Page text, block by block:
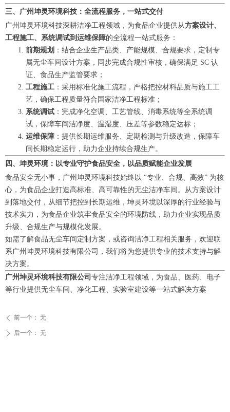
三、广州坤灵环境科技：全流程服务，一站式交付
广州坤灵环境科技深耕洁净工程领域，为食品企业提供从方案设计、
工程施工、系统调试到运维保障的全流程一站式服务：
前期规划 ：结合企业生产品类、产能规模、合规要求，定制专
属无尘车间设计方案，同步完成合规性审核，确保满足 SC 认
证、食品生产监管要求；
工程施工 ：采用标准化施工流程，严格把控材料品质与施工工
艺，确保工程质量符合国家洁净工程标准；
系统调试 ：完成净化空调、工艺管线、消毒系统等全系统调
试，保障车间洁净度、温湿度、压差等参数稳定达标；
运维保障 ：提供长期运维服务、定期检测与升级改造，保障车
间长期稳定运行，助力企业持续合规生产。
四、坤灵环境：以专业守护食品安全，以品质赋能企业发展
食品安全无小事，广州坤灵环境科技始终以 “专业、合规、高效” 为核
心，为食品企业打造高标准、高可靠性的无尘洁净车间。从方案设计
到落地交付，从细节把控到长期运维，坤灵环境以深厚的行业经验与
技术实力，为食品企业筑牢食品安全的环境防线，助力企业实现品质
升级、合规生产与规模化发展。
如需了解食品无尘车间定制方案，或咨询洁净工程相关服务，欢迎联
系广州坤灵环境科技有限公司，我们将为您提供专业的技术支持与解
决方案。
广州坤灵环境科技有限公司 专注洁净工程领域，为食品、医药、电子
等行业提供无尘车间、净化工程、实验室建设等一站式解决方案
ꄴ 前一个： 无
ꄲ 后一个： 无